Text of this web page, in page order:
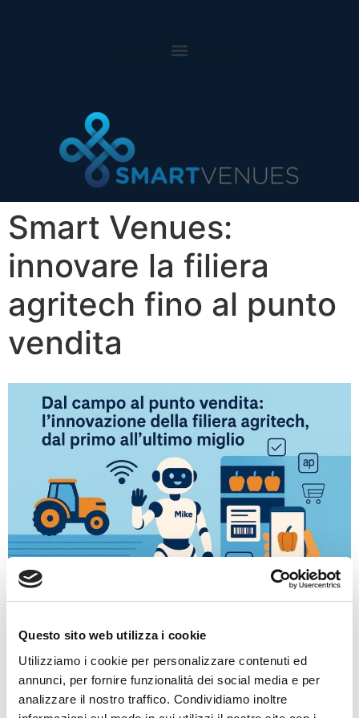
Questo sito web utilizza i cookie
Utilizziamo i cookie per personalizzare contenuti ed
annunci, per fornire funzionalità dei social media e per
analizzare il nostro traffico. Condividiamo inoltre
Smart Venues:
innovare la filiera
agritech fino al punto
vendita
Dal campo al consumatore, l’innovazione attraversa
l’intera filiera agroalimentare italiana, fino all’ultimo
miglio: il punto vendita. È qui che entra in gioco Smart
Venues, un progetto pensato per sostenere le
imprese siciliane più dinamiche nella trasformazione